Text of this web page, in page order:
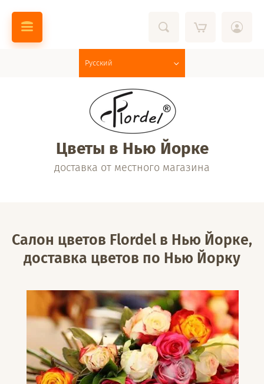
Русский
Цветы в Нью Йорке
доставка от местного магазина
Салон цветов Flordel в Нью Йорке,
доставка цветов по Нью Йорку